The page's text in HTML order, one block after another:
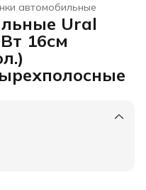
автомобильные
Ural
16см